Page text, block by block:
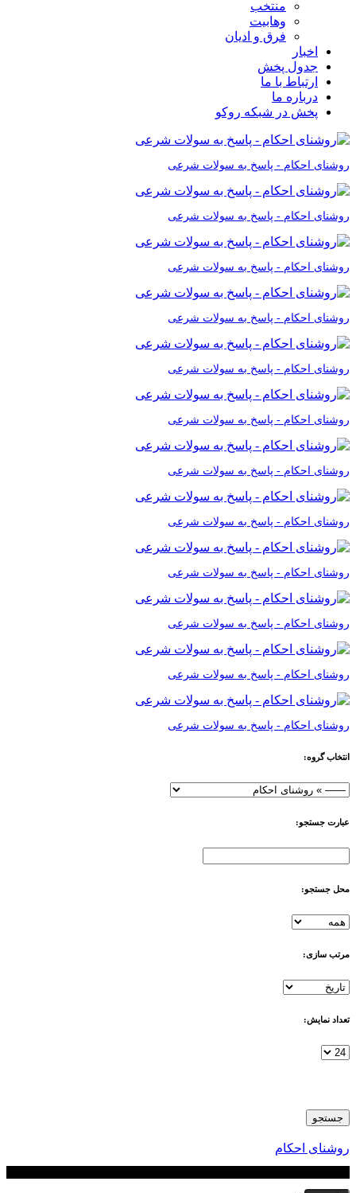
منتخب
وهابیت
فرق و ادیان
اخبار
جدول پخش
ارتباط با ما
درباره ما
پخش در شبکه روکو
روشنای احکام - پاسخ به سولات شرعی
روشنای احکام - پاسخ به سولات شرعی
روشنای احکام - پاسخ به سولات شرعی
روشنای احکام - پاسخ به سولات شرعی
روشنای احکام - پاسخ به سولات شرعی
روشنای احکام - پاسخ به سولات شرعی
روشنای احکام - پاسخ به سولات شرعی
روشنای احکام - پاسخ به سولات شرعی
روشنای احکام - پاسخ به سولات شرعی
روشنای احکام - پاسخ به سولات شرعی
روشنای احکام - پاسخ به سولات شرعی
روشنای احکام - پاسخ به سولات شرعی
انتخاب گروه:
عبارت جستجو:
محل جستجو:
مرتب سازی:
تعداد نمایش:
جستجو
روشنای احکام